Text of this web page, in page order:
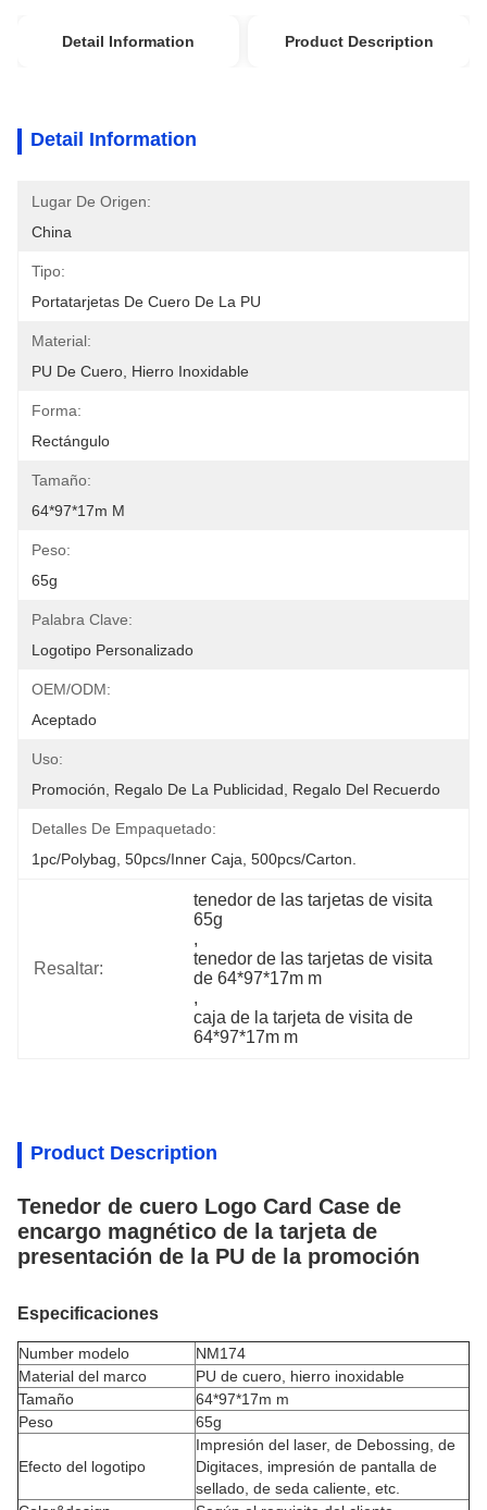
Detail Information Product Description
Detail Information
Lugar De Origen:
China
Tipo:
Portatarjetas De Cuero De La PU
Material:
PU De Cuero, Hierro Inoxidable
Forma:
Rectángulo
Tamaño:
64*97*17m M
Peso:
65g
Palabra Clave:
Logotipo Personalizado
OEM/ODM:
Aceptado
Uso:
Promoción, Regalo De La Publicidad, Regalo Del Recuerdo
Detalles De Empaquetado:
1pc/polybag, 50pcs/inner Caja, 500pcs/carton.
Resaltar:
tenedor de las tarjetas de visita
65g
,
tenedor de las tarjetas de visita
de 64*97*17m m
,
caja de la tarjeta de visita de
64*97*17m m
Product Description
Tenedor de cuero Logo Card Case de
encargo magnético de la tarjeta de
presentación de la PU de la promoción
Especificaciones
Number modelo
NM174
Material del marco
PU de cuero, hierro inoxidable
Tamaño
64*97*17m m
Peso
65g
Efecto del logotipo
Impresión del laser, de Debossing, de
Digitaces, impresión de pantalla de
sellado, de seda caliente, etc.